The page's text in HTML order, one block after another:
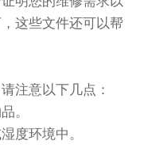
这些文件还可以帮
注意以下几点：
。
度环境中。